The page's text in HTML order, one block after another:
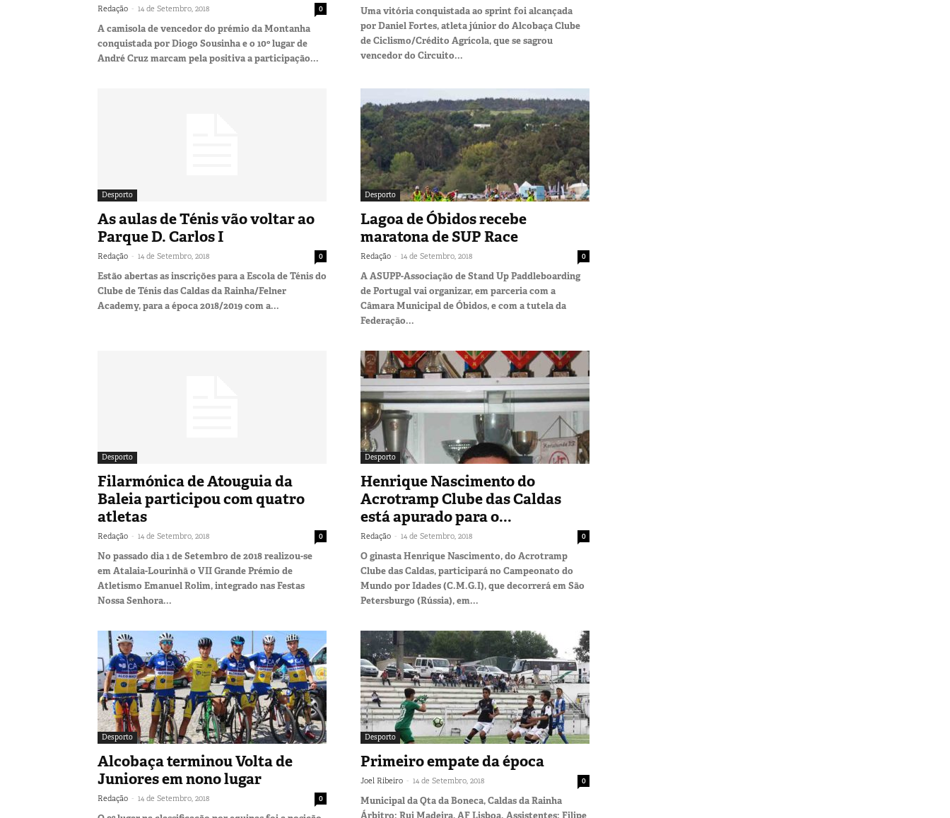
Redação - 14 de Setembro, 2018 0
A camisola de vencedor do prémio da Montanha
conquistada por Diogo Sousinha e o 10º lugar de
André Cruz marcam pela positiva a participação...
Uma vitória conquistada ao sprint foi alcançada
por Daniel Fortes, atleta júnior do Alcobaça Clube
de Ciclismo/Crédito Agrícola, que se sagrou
vencedor do Circuito...
Desporto
As aulas de Ténis vão voltar ao
Parque D. Carlos I
Redação - 14 de Setembro, 2018 0
Estão abertas as inscrições para a Escola de Ténis do
Clube de Ténis das Caldas da Rainha/Felner
Academy, para a época 2018/2019 com a...
Desporto
Lagoa de Óbidos recebe
maratona de SUP Race
Redação - 14 de Setembro, 2018 0
A ASUPP-Associação de Stand Up Paddleboarding
de Portugal vai organizar, em parceria com a
Câmara Municipal de Óbidos, e com a tutela da
Federação...
Desporto
Filarmónica de Atouguia da
Baleia participou com quatro
atletas
Redação - 14 de Setembro, 2018 0
No passado dia 1 de Setembro de 2018 realizou-se
em Atalaia-Lourinhã o VII Grande Prémio de
Atletismo Emanuel Rolim, integrado nas Festas
Nossa Senhora...
Desporto
Henrique Nascimento do
Acrotramp Clube das Caldas
está apurado para o...
Redação - 14 de Setembro, 2018 0
O ginasta Henrique Nascimento, do Acrotramp
Clube das Caldas, participará no Campeonato do
Mundo por Idades (C.M.G.I), que decorrerá em São
Petersburgo (Rússia), em...
Desporto
Alcobaça terminou Volta de
Juniores em nono lugar
Redação - 14 de Setembro, 2018 0
Desporto
Primeiro empate da época
Joel Ribeiro - 14 de Setembro, 2018 0
Municipal da Qta da Boneca, Caldas da Rainha
Árbitro: Rui Madeira, AF Lisboa. Assistentes: Filipe